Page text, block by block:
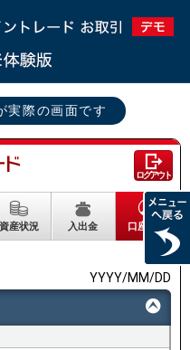
実際の画面です
ログアウト
資産状況 入出金 口座情報
YYYY/MM/DD